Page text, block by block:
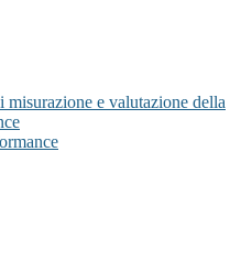
misurazione e valutazione della